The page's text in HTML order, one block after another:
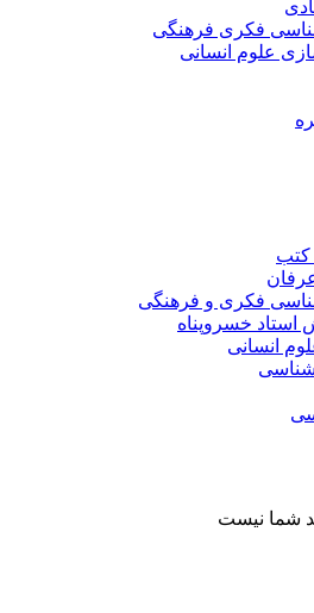
فکری فرهنگی
علوم انسانی
کتب
فکری و فرهنگی
خسروپناه
انسانی
شما نیست